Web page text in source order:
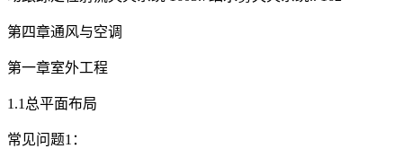
第四章通风与空调
第一章室外工程
1.1总平面布局
常见问题1：